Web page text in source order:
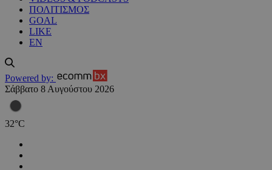
ΠΟΛΙΤΙΣΜΟΣ
GOAL
LIKE
EN
Powered by:
Σάββατο 8 Αυγούστου 2026
32°C